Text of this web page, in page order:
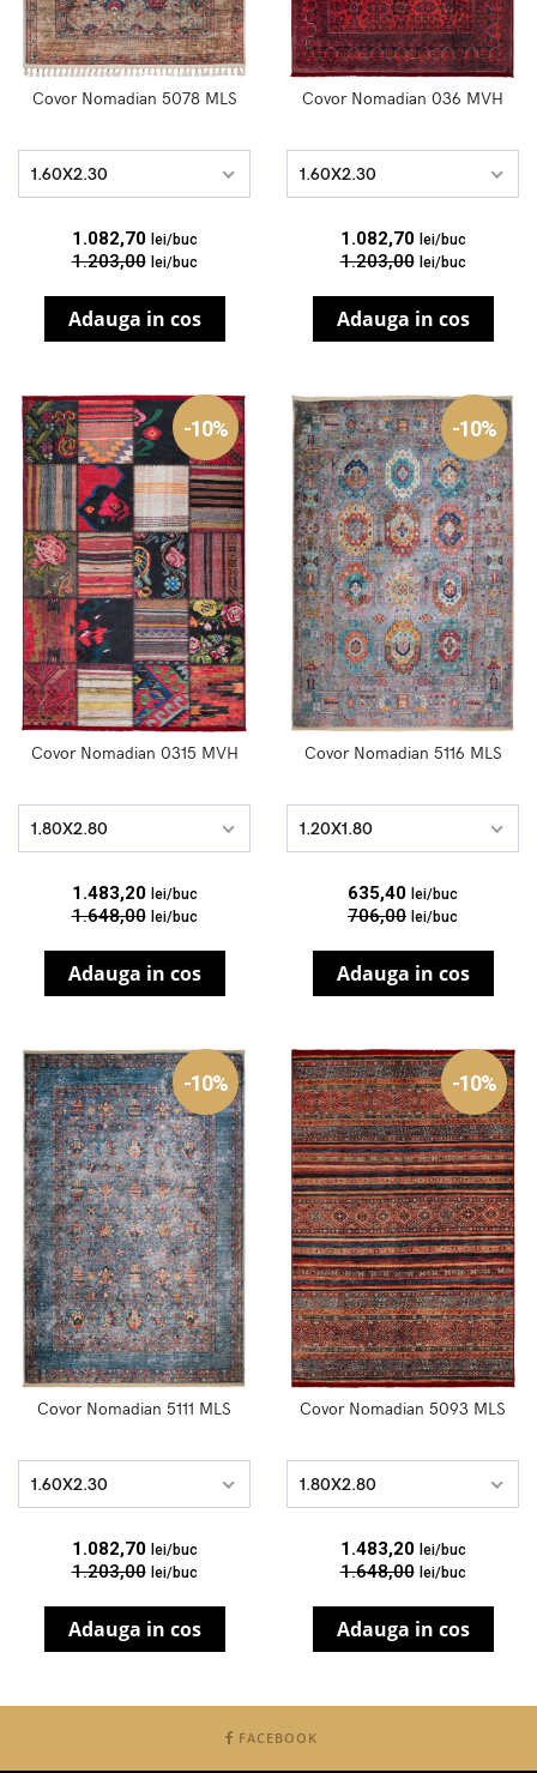
Covor Nomadian 5078 MLS
1.60X2.30
1.082,70 lei/buc
1.203,00 lei/buc
Adauga in cos
Covor Nomadian 036 MVH
1.60X2.30
1.082,70 lei/buc
1.203,00 lei/buc
Adauga in cos
-10%
Covor Nomadian 0315 MVH
1.80X2.80
1.483,20 lei/buc
1.648,00 lei/buc
Adauga in cos
-10%
Covor Nomadian 5116 MLS
1.20X1.80
635,40 lei/buc
706,00 lei/buc
Adauga in cos
-10%
Covor Nomadian 5111 MLS
1.60X2.30
1.082,70 lei/buc
1.203,00 lei/buc
Adauga in cos
-10%
Covor Nomadian 5093 MLS
1.80X2.80
1.483,20 lei/buc
1.648,00 lei/buc
Adauga in cos
FACEBOOK